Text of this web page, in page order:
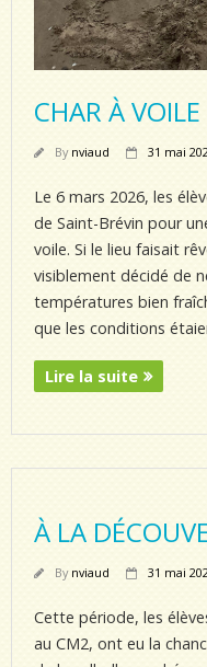
CHAR À VOILE
By nviaud 31 mai
Le 6 mars 2026, les
de Saint-Brévin pour
voile. Si le lieu faisait
visiblement décidé de
températures bien
que les conditions
Lire la suite
À LA
By nviaud 31 mai
Cette période, les
au CM2, ont eu la